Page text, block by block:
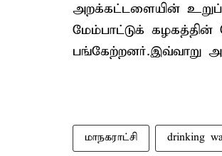
அறக்கட்டளையின்
மேம்பாட்டுக்
பங்கேற்றனர்.இவ்வாறு
மாநகராட்சி drinking